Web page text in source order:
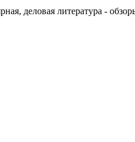
деловая литература -